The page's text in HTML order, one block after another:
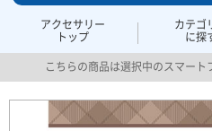
アクセサリー
トップ
カテゴ
に探
こちらの商品は選択中のスマート